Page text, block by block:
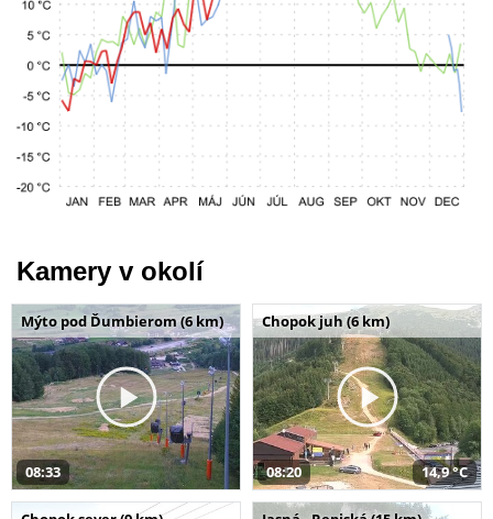
Kamery v okolí
Mýto pod Ďumbierom (6 km)
08:33
Chopok juh (6 km)
08:20 14,9 °C